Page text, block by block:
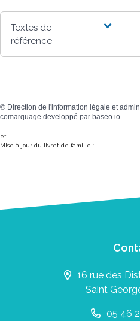
Textes de
référence
© Direction de l'information légale et
comarquage developpé par baseo.io
et
Mise à jour du livret de famille :
16 rue des
Saint
05 46